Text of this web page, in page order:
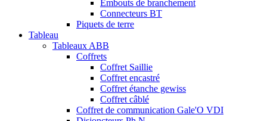
Embouts de branchement
Connecteurs BT
Piquets de terre
Tableau
Tableaux ABB
Coffrets
Coffret Saillie
Coffret encastré
Coffret étanche gewiss
Coffret câblé
Coffret de communication Gale'O VDI